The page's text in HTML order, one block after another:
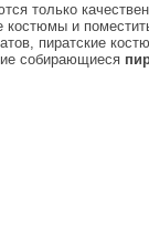
только
костюмы и
пиратские
собирающиеся